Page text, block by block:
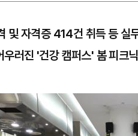
및 자격증 414건 취득 등 실
우러진 '건강 캠퍼스' 봄 피크